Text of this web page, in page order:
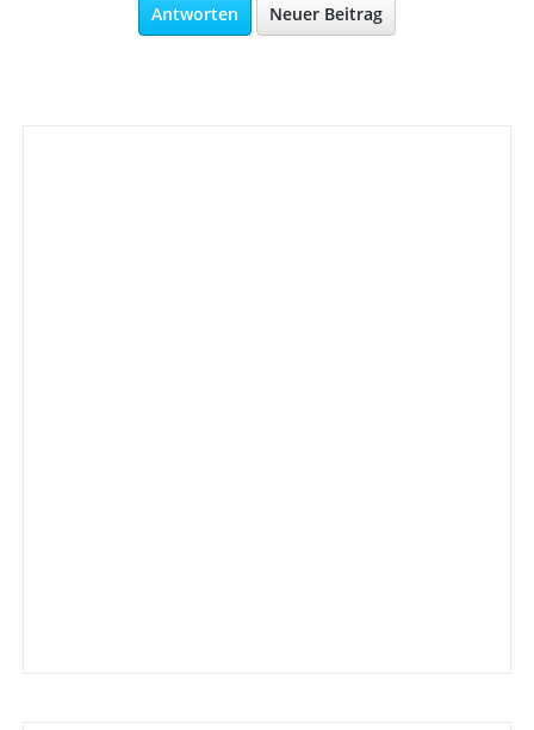
Antworten Neuer Beitrag